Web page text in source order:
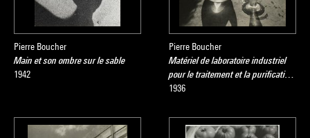
Pierre Boucher
Main et son ombre sur le sable
1942
Pierre Boucher
Matériel de laboratoire industriel
pour le traitement et la purificati…
1936